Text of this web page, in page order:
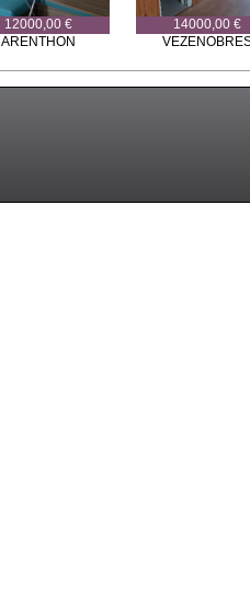
12000,00 €
ARENTHON
14000,00 €